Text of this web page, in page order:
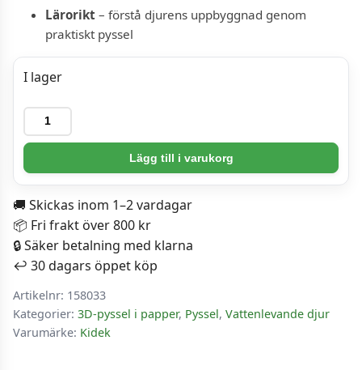
Lärorikt – förstå djurens uppbyggnad genom
praktiskt pyssel
I lager
Pyssel
-
mängd
Lägg till i varukorg
🚚 Skickas inom 1–2 vardagar
📦 Fri frakt över 800 kr
🔒 Säker betalning med klarna
↩️ 30 dagars öppet köp
Artikelnr: 158033
Kategorier: 3D-pyssel i papper, Pyssel, Vattenlevande djur
Varumärke: Kidek